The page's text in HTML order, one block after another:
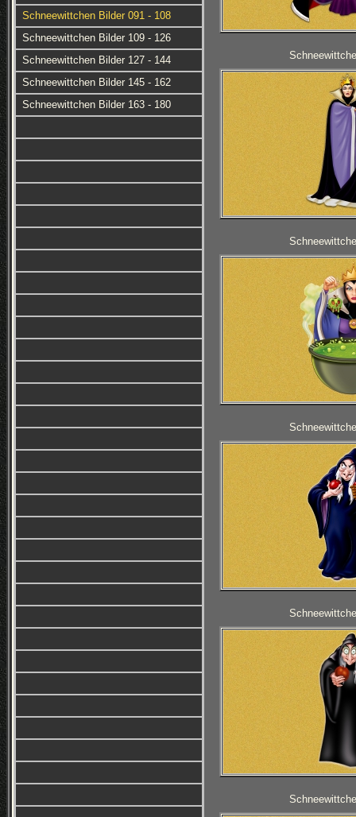
Schneewittchen Bilder 091 - 108
Schneewittchen Bilder 109 - 126
Schneewittchen Bilder 127 - 144
Schneewittchen Bilder 145 - 162
Schneewittchen Bilder 163 - 180